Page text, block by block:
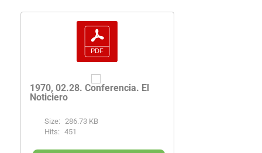
1970, 02.28. Conferencia. El
Noticiero
Size: 286.73 KB
Hits: 451